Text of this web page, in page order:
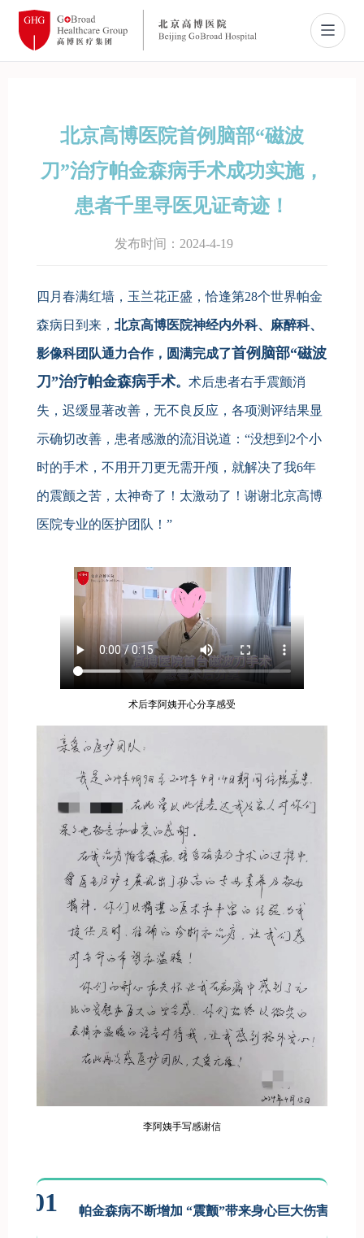
临床试验
患者家园
北京高博医院首例脑部“磁波
刀”治疗帕金森病手术成功实施，
患者千里寻医见证奇迹！
发布时间：2024-4-19
四月春满红墙，玉兰花正盛，恰逢第28个世界帕金
森病日到来， 北京高博医院神经内外科、麻醉科、
影像科团队通力合作，圆满完成了首例脑部“磁波
刀”治疗帕金森病手术。 术后患者右手震颤消
失，迟缓显著改善，无不良反应，各项测评结果显
示确切改善，患者感激的流泪说道：“没想到2个小
时的手术，不用开刀更无需开颅，就解决了我6年
的震颤之苦，太神奇了！太激动了！谢谢北京高博
医院专业的医护团队！”
术后李阿姨开心分享感受
李阿姨手写感谢信
01 帕金森病不断增加 “震颤”带来身心巨大伤害